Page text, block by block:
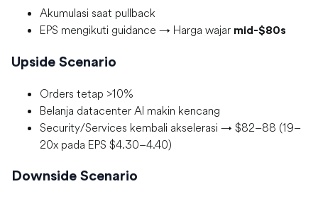
Akumulasi saat pullback
EPS mengikuti guidance → Harga wajar mid-$80s
Upside Scenario
Orders tetap >10%
Belanja datacenter AI makin kencang
Security/Services kembali akselerasi → $82–88 (19–
20x pada EPS $4.30–4.40)
Downside Scenario